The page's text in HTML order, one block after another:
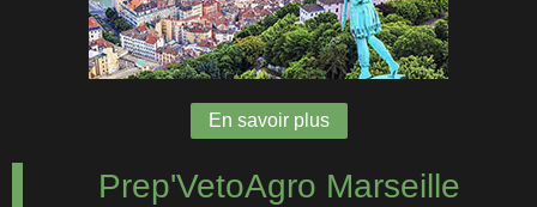
En savoir plus
Prep'VetoAgro Marseille